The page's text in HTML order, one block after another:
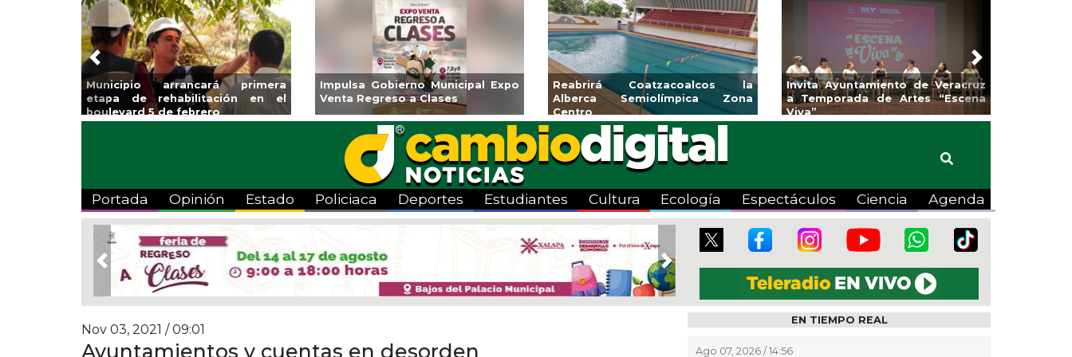
Municipio arrancará primera
etapa de rehabilitación en el
boulevard 5 de febrero
Impulsa Gobierno Municipal Expo
Venta Regreso a Clases
Reabrirá Coatzacoalcos la
Alberca Semiolímpica Zona
Centro
Invita Ayuntamiento de Veracruz
a Temporada de Artes “Escena
Viva”
Previous Next
Portada Opinión Estado Policiaca Deportes Estudiantes Cultura Ecología Espectáculos Ciencia Agenda
Previous Next
Nov 03, 2021 / 09:01
Ayuntamientos y cuentas en desorden
EN TIEMPO REAL
Ago 07, 2026 / 14:56